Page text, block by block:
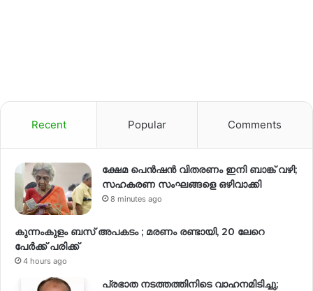
Recent Popular Comments
ക്ഷേമ പെൻഷൻ വിതരണം ഇനി ബാങ്ക് വഴി;
സഹകരണ സംഘങ്ങളെ ഒഴിവാക്കി
8 minutes ago
കുന്നംകുളം ബസ് അപകടം ; മരണം രണ്ടായി, 20 ലേറെ
പേർക്ക് പരിക്ക്
4 hours ago
പ്രഭാത നടത്തത്തിനിടെ വാഹനമിടിച്ചു;